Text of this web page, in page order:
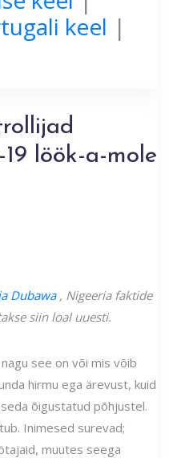
keel |
löök-a-mole
Dubawa, Nigeeria faktide
siin loal uuesti.
see on või mis võib
hirmu ega ärevust, kuid
õigustatud põhjustel.
Inimesed surevad;
muutes seega